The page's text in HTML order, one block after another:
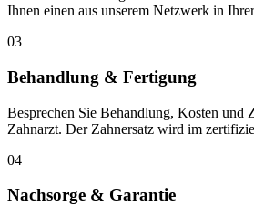
Ihnen einen aus unserem Netzwerk in
03
Behandlung & Fertigung
Besprechen Sie Behandlung, Kosten und
Zahnarzt. Der Zahnersatz wird im
04
Nachsorge & Garantie